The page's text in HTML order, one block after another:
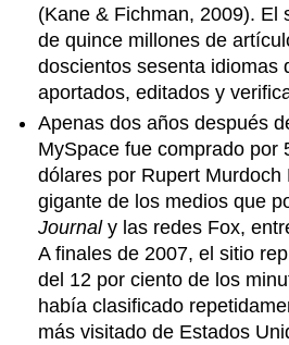
(Kane & Fichman, 2009). El
de quince millones de
doscientos sesenta idiomas
aportados, editados y
Apenas dos años después
MySpace fue comprado por
dólares por Rupert Murdoch
gigante de los medios que
Journaly las redes Fox,
A finales de 2007, el sitio
del 12 por ciento de los
había clasificado
más visitado de Estados